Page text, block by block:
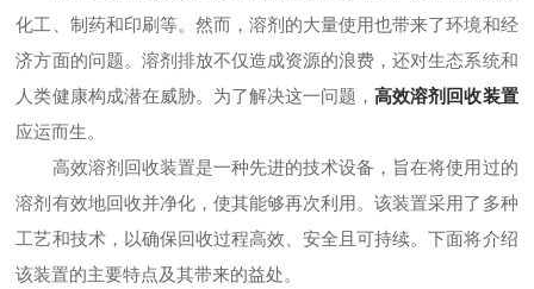
化工、制药和印刷等。然而，溶剂的大量使用也带来了环境和经
济方面的问题。溶剂排放不仅造成资源的浪费，还对生态系统和
人类健康构成潜在威胁。为了解决这一问题，高效溶剂回收装置
应运而生。
高效溶剂回收装置是一种先进的技术设备，旨在将使用过的
溶剂有效地回收并净化，使其能够再次利用。该装置采用了多种
工艺和技术，以确保回收过程高效、安全且可持续。下面将介绍
该装置的主要特点及其带来的益处。